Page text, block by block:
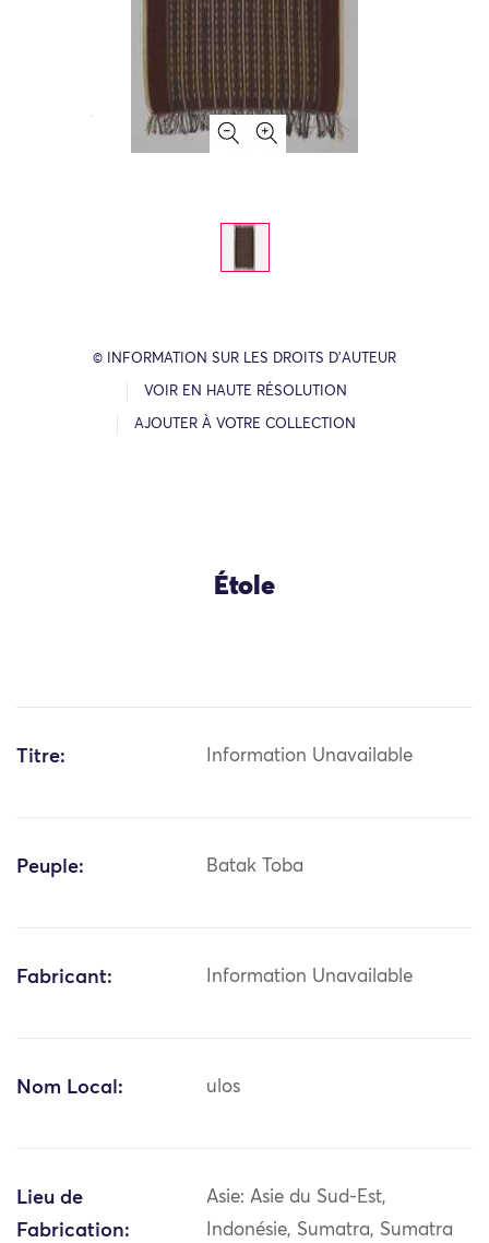
© INFORMATION SUR LES DROITS D’AUTEUR
VOIR EN HAUTE RÉSOLUTION
AJOUTER À VOTRE COLLECTION
Étole
Titre: Information Unavailable
Peuple: Batak Toba
Fabricant: Information Unavailable
Nom Local: ulos
Lieu de
Fabrication:
Asie: Asie du Sud-Est,
Indonésie, Sumatra, Sumatra